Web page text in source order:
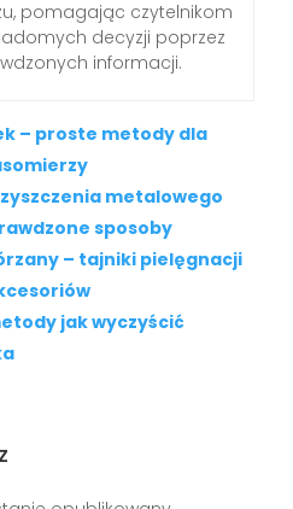
pomagając czytelnikom
decyzji poprzez
informacji.
– proste metody dla
metalowego
sposoby
– tajniki pielęgnacji
jak wyczyścić